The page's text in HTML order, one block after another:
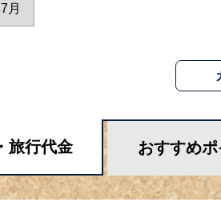
月
旅行代金 おすすめポ